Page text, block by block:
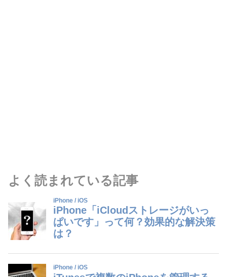
よく読まれている記事